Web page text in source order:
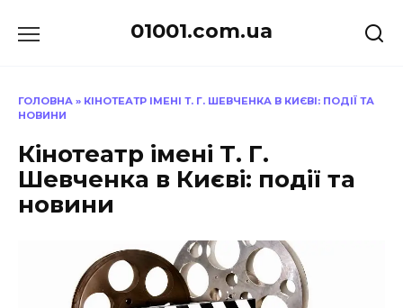
до
01001.com.ua
ГОЛОВНА » КІНОТЕАТР ІМЕНІ Т. Г. ШЕВЧЕНКА В КИЄВІ: ПОДІЇ ТА
НОВИНИ
Кінотеатр імені Т. Г.
Шевченка в Києві: події та
новини